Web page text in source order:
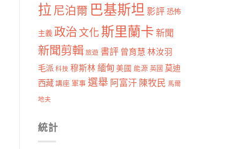
拉 尼泊爾 巴基斯坦 影評 恐怖
主義 政治文化斯里蘭卡 新聞
新聞剪輯 旅遊 書評 曾育慧 林汝羽
毛派 科技 穆斯林 緬甸 美國 能源 英國 莫迪
西藏 講座 軍事 選舉 阿富汗 陳牧民 馬爾
地夫
統計